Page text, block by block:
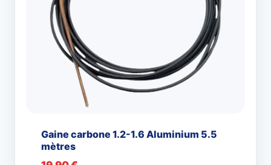
Gaine carbone 1.2-1.6 Aluminium 5.5
mètres